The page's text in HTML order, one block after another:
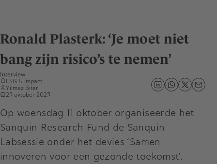
Ronald Plasterk: ‘Je moet niet
bang zijn risico’s te nemen’
Interview
ESG & Impact
Yilmaz Biter
23 oktober 2023
Op woensdag 11 oktober organiseerde het
Sanquin Research Fund de Sanquin
Labsessie onder het devies ‘Samen
innoveren voor een gezonde toekomst’.